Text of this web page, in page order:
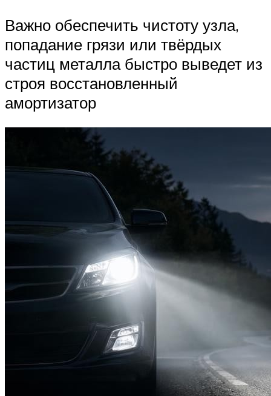
Важно обеспечить чистоту узла,
попадание грязи или твёрдых
частиц металла быстро выведет из
строя восстановленный
амортизатор